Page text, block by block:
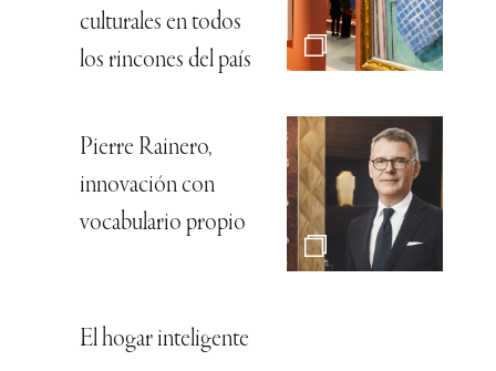
culturales en todos
los rincones del país
Pierre Rainero,
innovación con
vocabulario propio
El hogar inteligente